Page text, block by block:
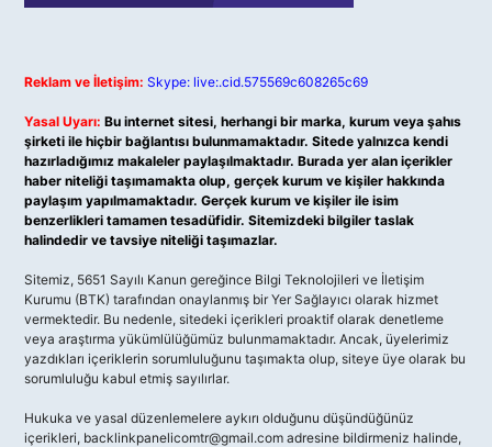
Reklam ve İletişim: Skype: live:.cid.575569c608265c69
Yasal Uyarı: Bu internet sitesi, herhangi bir marka, kurum veya şahıs
şirketi ile hiçbir bağlantısı bulunmamaktadır. Sitede yalnızca kendi
hazırladığımız makaleler paylaşılmaktadır. Burada yer alan içerikler
haber niteliği taşımamakta olup, gerçek kurum ve kişiler hakkında
paylaşım yapılmamaktadır. Gerçek kurum ve kişiler ile isim
benzerlikleri tamamen tesadüfidir. Sitemizdeki bilgiler taslak
halindedir ve tavsiye niteliği taşımazlar.
Sitemiz, 5651 Sayılı Kanun gereğince Bilgi Teknolojileri ve İletişim
Kurumu (BTK) tarafından onaylanmış bir Yer Sağlayıcı olarak hizmet
vermektedir. Bu nedenle, sitedeki içerikleri proaktif olarak denetleme
veya araştırma yükümlülüğümüz bulunmamaktadır. Ancak, üyelerimiz
yazdıkları içeriklerin sorumluluğunu taşımakta olup, siteye üye olarak bu
sorumluluğu kabul etmiş sayılırlar.
Hukuka ve yasal düzenlemelere aykırı olduğunu düşündüğünüz
içerikleri, backlinkpanelicomtr@gmail.com adresine bildirmeniz halinde,